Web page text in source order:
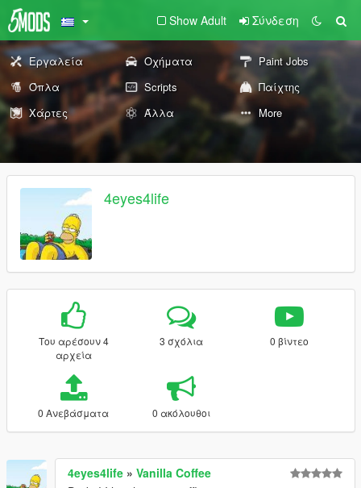
Show Adult Σύνδεση
Εργαλεία Οχήματα
Paint Jobs
Όπλα
Scripts
Παίχτης
Χάρτες
Άλλα More
4eyes4life
Του αρέσουν 4
αρχεία
3 σχόλια 0 βίντεο
0 Ανεβάσματα 0 ακόλουθοι
4eyes4life » Vanilla Coffee